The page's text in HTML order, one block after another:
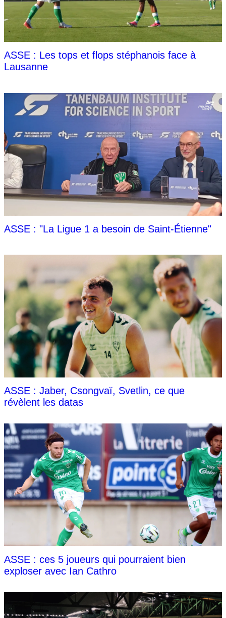
ASSE : Les tops et flops stéphanois face à
Lausanne
ASSE : "La Ligue 1 a besoin de Saint-Étienne"
ASSE : Jaber, Csongvaï, Svetlin, ce que
révèlent les datas
ASSE : ces 5 joueurs qui pourraient bien
exploser avec Ian Cathro